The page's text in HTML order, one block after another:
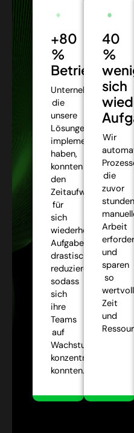
+80
%
Unternehmen,
die
unsere
Lösungen
implementiert
haben,
konnten
den
Zeitaufwand
für
sich
wiederholende
Aufgaben
drastisch
reduzieren,
sodass
sich
ihre
Teams
auf
Wachstumsstrategien
konzentrieren
konnten.
40
%
sich
Wir
die
zuvor
Arbeit
und
sparen
so
Zeit
und